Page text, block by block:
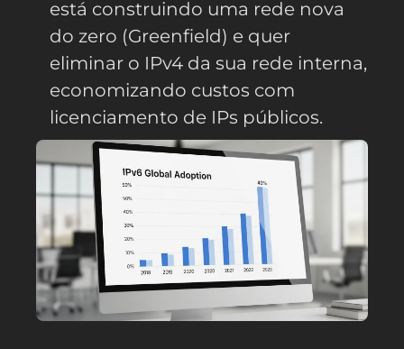
está construindo uma rede nova
do zero (Greenfield) e quer
eliminar o IPv4 da sua rede interna,
economizando custos com
licenciamento de IPs públicos.